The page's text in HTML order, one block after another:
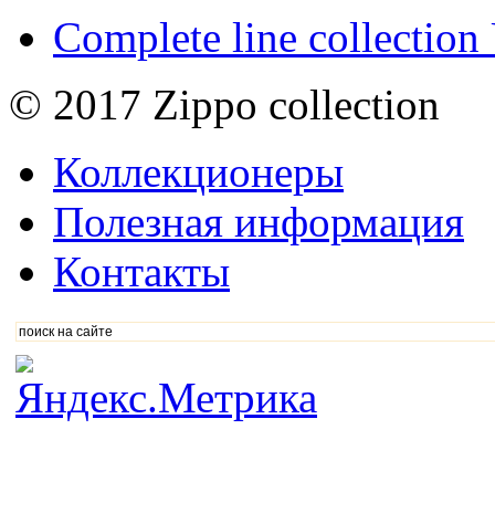
Complete line collection
© 2017 Zippo collection
Коллекционеры
Полезная информация
Контакты